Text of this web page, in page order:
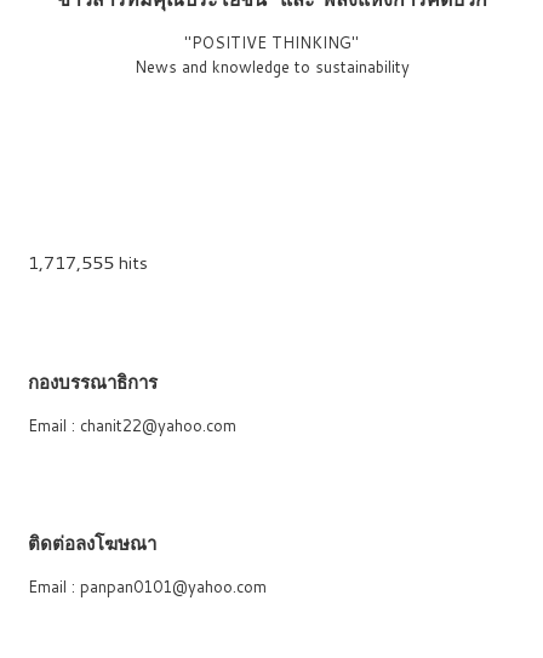
"POSITIVE THINKING"
News and knowledge to sustainability
1,717,555 hits
กองบรรณาธิการ
Email : chanit22@yahoo.com
ติดต่อลงโฆษณา
Email : panpan0101@yahoo.com